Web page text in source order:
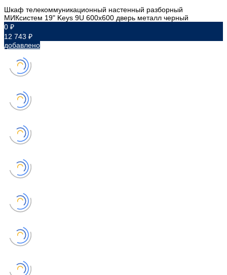
Шкаф телекоммуникационный настенный разборный
МИКсистем 19" Keys 9U 600x600 дверь металл черный
0 ₽
12 743 ₽
добавлено